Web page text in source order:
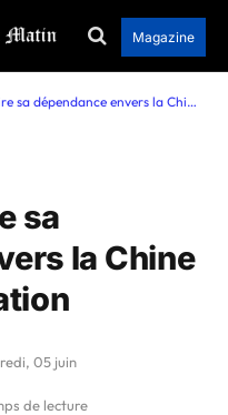
Magazine
envers la Chine via la diversification
sa
la Chine
05 juin
de lecture